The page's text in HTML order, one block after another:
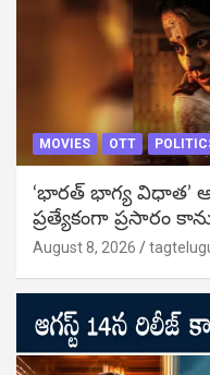
MOVIES OTT
‘భారత్ భాగ్య విధాత’
ప్రత్యేకంగా ప్రసారం
August 8, 2026